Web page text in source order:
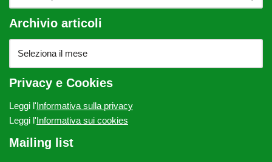
Archivio articoli
Privacy e Cookies
Leggi l'Informativa sulla privacy
Leggi l'Informativa sui cookies
Mailing list